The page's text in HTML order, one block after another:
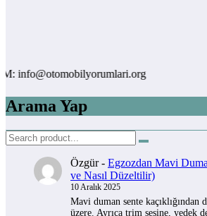
Arama Yap
Özgür- Egzozdan Mavi
ve Nasıl Düzeltilir)
10 Aralık 2025
Mavi duman sente kaçıklığından
üzere. Ayrıca trim sesine, yedek